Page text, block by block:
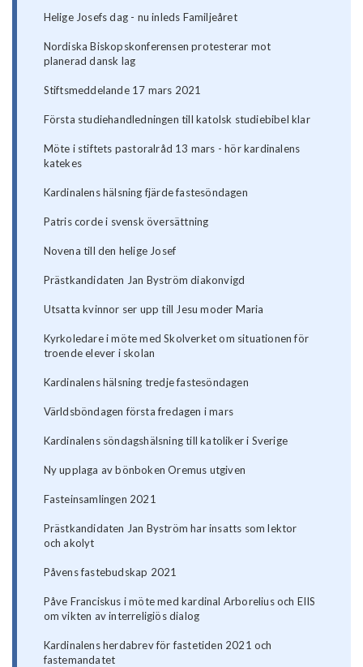
Helige Josefs dag - nu inleds Familjeåret
Nordiska Biskopskonferensen protesterar mot
planerad dansk lag
Stiftsmeddelande 17 mars 2021
Första studiehandledningen till katolsk studiebibel klar
Möte i stiftets pastoralråd 13 mars - hör kardinalens
katekes
Kardinalens hälsning fjärde fastesöndagen
Patris corde i svensk översättning
Novena till den helige Josef
Prästkandidaten Jan Byström diakonvigd
Utsatta kvinnor ser upp till Jesu moder Maria
Kyrkoledare i möte med Skolverket om situationen för
troende elever i skolan
Kardinalens hälsning tredje fastesöndagen
Världsböndagen första fredagen i mars
Kardinalens söndagshälsning till katoliker i Sverige
Ny upplaga av bönboken Oremus utgiven
Fasteinsamlingen 2021
Prästkandidaten Jan Byström har insatts som lektor
och akolyt
Påvens fastebudskap 2021
Påve Franciskus i möte med kardinal Arborelius och EIIS
om vikten av interreligiös dialog
Kardinalens herdabrev för fastetiden 2021 och
fastemandatet